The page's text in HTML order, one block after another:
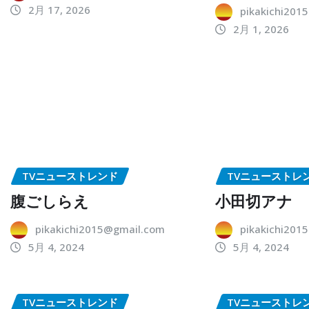
2月 17, 2026
2月 1, 2026
TVニューストレンド
腹ごしらえ
pikakichi2015@gmail.com
5月 4, 2024
TVニューストレ
小田切アナ
5月 4, 2024
TVニューストレンド TVニューストレ